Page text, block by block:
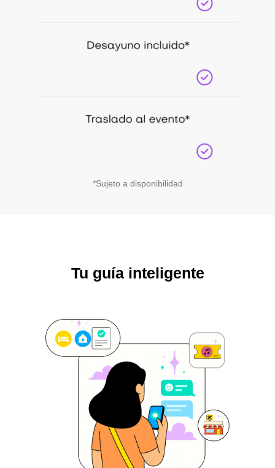
*Sujeto a disponibilidad
Tu guía inteligente